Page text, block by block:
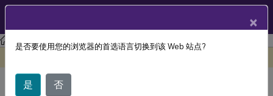
Linux 虚拟投递代理 Linux Virtual Delivery Agent 2411
双跳单点登录身份验证
×
是否要使用您的浏览器的首选语言切换到该 Web 站点?
是 否